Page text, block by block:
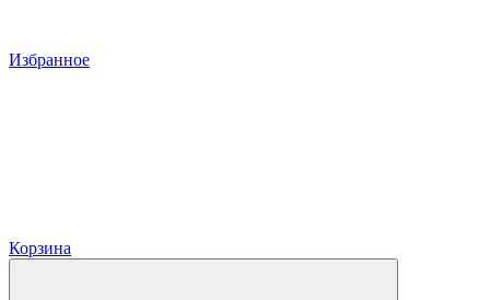
Избранное
Корзина